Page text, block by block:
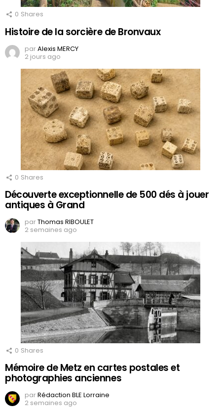
0 Shares
Histoire de la sorcière de Bronvaux
parAlexis MERCY
2 jours ago
0 Shares
Découverte exceptionnelle de 500 dés à jouer
antiques à Grand
parThomas RIBOULET
2 semaines ago
0 Shares
Mémoire de Metz en cartes postales et
photographies anciennes
parRédaction BLE Lorraine
2 semaines ago